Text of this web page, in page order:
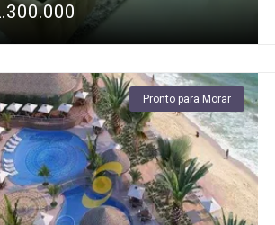
Pronto para Morar